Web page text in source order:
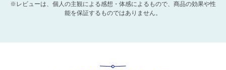
※レビューは、個人の主観による感想・体感によるもので、商品の効果や性
能を保証するものではありません。